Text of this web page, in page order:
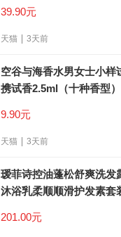
39.90元
天猫 3天前
空谷与海香水男女士小样
携试香2.5ml（十种香型）
9.90元
天猫 3天前
瑷菲诗控油蓬松舒爽洗发
沐浴乳柔顺顺滑护发素套
201.00元